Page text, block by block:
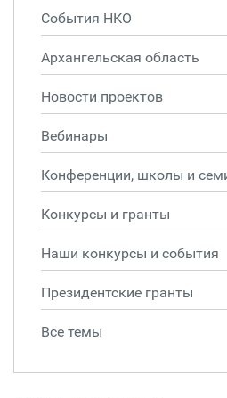
События НКО
Архангельская область
Новости проектов
Вебинары
Конференции, школы и
Конкурсы и гранты
Наши конкурсы и события
Президентские гранты
Все темы